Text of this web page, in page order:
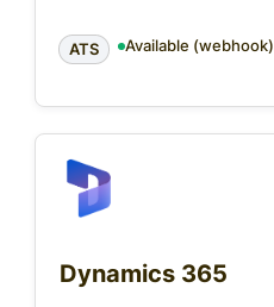
ATS Available (webhook)
Dynamics 365